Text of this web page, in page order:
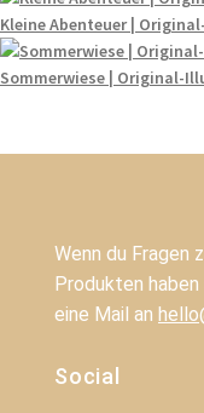
Kleine Abenteuer |
Sommerwiese | Original-
Wenn du Fragen
Produkten
eine Mail an
Social